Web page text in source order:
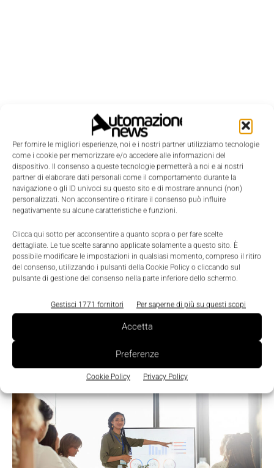
Per fornire le migliori esperienze, noi e i nostri partner utilizziamo tecnologie
come i cookie per memorizzare e/o accedere alle informazioni del
dispositivo. Il consenso a queste tecnologie permetterà a noi e ai nostri
partner di elaborare dati personali come il comportamento durante la
navigazione o gli ID univoci su questo sito e di mostrare annunci (non)
personalizzati. Non acconsentire o ritirare il consenso può influire
negativamente su alcune caratteristiche e funzioni.
Clicca qui sotto per acconsentire a quanto sopra o per fare scelte
dettagliate. Le tue scelte saranno applicate solamente a questo sito. È
possibile modificare le impostazioni in qualsiasi momento, compreso il ritiro
del consenso, utilizzando i pulsanti della Cookie Policy o cliccando sul
pulsante di gestione del consenso nella parte inferiore dello schermo.
Gestisci 1771 fornitori Per saperne di più su questi scopi
Accetta
Preferenze
Cookie Policy Privacy Policy
TI POTREBBERO INTERESSARE ⇢